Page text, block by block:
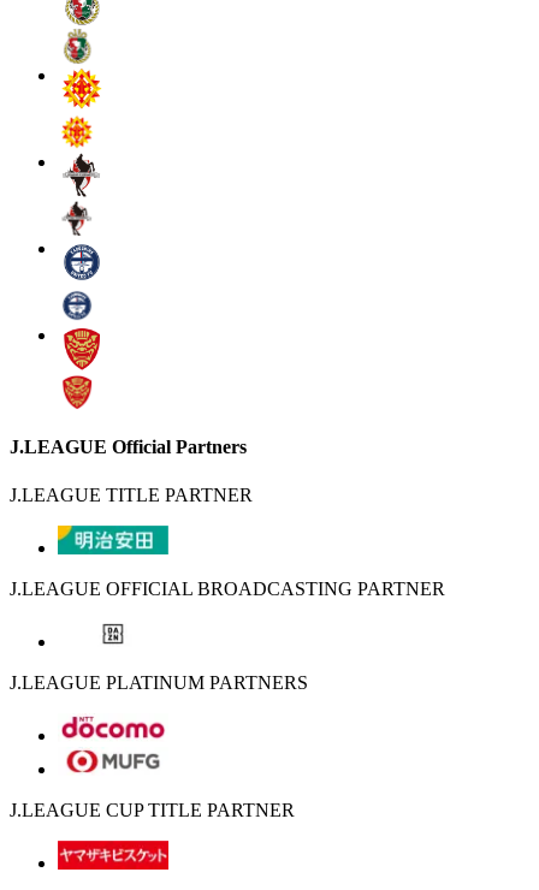
J.LEAGUE Official Partners
J.LEAGUE TITLE PARTNER
J.LEAGUE OFFICIAL BROADCASTING PARTNER
J.LEAGUE PLATINUM PARTNERS
J.LEAGUE CUP TITLE PARTNER